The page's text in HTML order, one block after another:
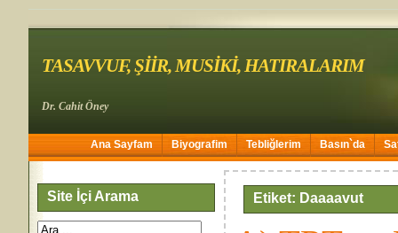
TASAVVUF, ŞİİR, MUSİKİ, HATIRALARIM
Dr. Cahit Öney
Ana Sayfam Biyografim Tebliğlerim Basın`da
Site İçi Arama Etiket: Daaaavut